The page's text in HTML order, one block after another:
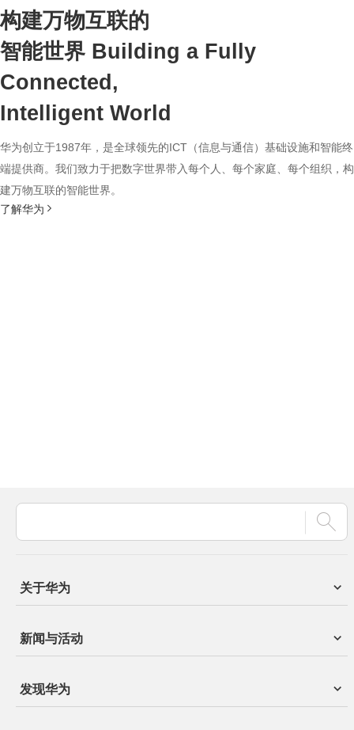
构建万物互联的
智能世界 Building a Fully
Connected,
Intelligent World
华为创立于1987年，是全球领先的ICT（信息与通信）基础设施和智能终
端提供商。我们致力于把数字世界带入每个人、每个家庭、每个组织，构
建万物互联的智能世界。
了解华为
关于华为
新闻与活动
发现华为